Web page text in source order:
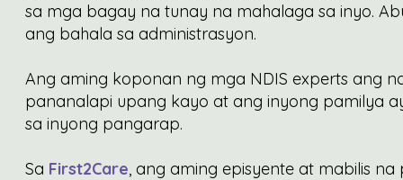
sa mga bagay na tunay na mahalaga sa inyo.
ang bahala sa administrasyon.
Ang aming koponan ng mga NDIS experts ang
pananalapi upang kayo at ang inyong pamilya
sa inyong pangarap.
Sa First2Care, ang aming episyente at mabilis